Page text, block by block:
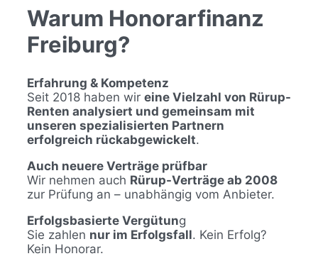
Warum Honorarfinanz
Freiburg?
Erfahrung & Kompetenz
Seit 2018 haben wir eine Vielzahl von Rürup-
Renten analysiert und gemeinsam mit
unseren spezialisierten Partnern
erfolgreich rückabgewickelt.
Auch neuere Verträge prüfbar
Wir nehmen auch Rürup-Verträge ab 2008
zur Prüfung an – unabhängig vom Anbieter.
Erfolgsbasierte Vergütung
Sie zahlen nur im Erfolgsfall. Kein Erfolg?
Kein Honorar.